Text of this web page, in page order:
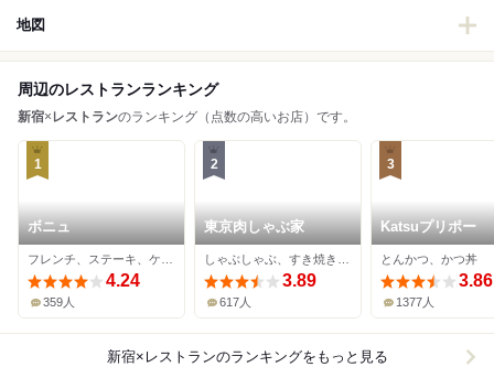
地図
周辺のレストランランキング
新宿× レストランのランキング（点数の高いお店）です。
1
ボニュ
4.24
359人
2
東京肉しゃぶ家
3.89
617人
3
Katsuプリポー
とんかつ、かつ丼
3.86
1377人
新宿×レストランのランキングをもっと見る